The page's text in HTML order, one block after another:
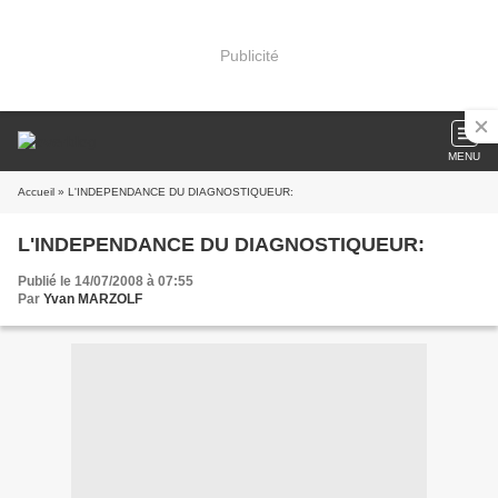
Publicité
MENU
Accueil » L'INDEPENDANCE DU DIAGNOSTIQUEUR:
L'INDEPENDANCE DU DIAGNOSTIQUEUR:
Publié le 14/07/2008 à 07:55
Par Yvan MARZOLF